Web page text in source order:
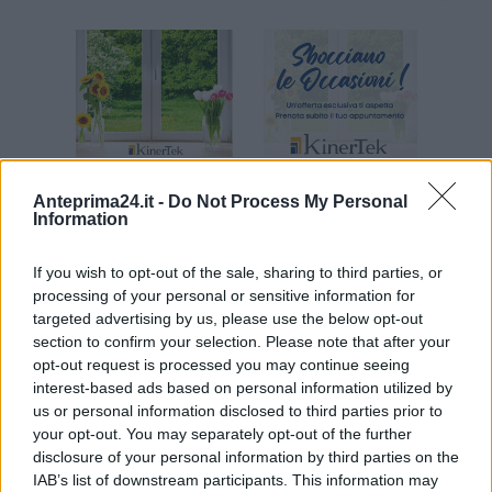
Anteprima24.it - Do Not Process My Personal
Information
If you wish to opt-out of the sale, sharing to third parties, or
processing of your personal or sensitive information for
targeted advertising by us, please use the below opt-out
section to confirm your selection. Please note that after your
opt-out request is processed you may continue seeing
interest-based ads based on personal information utilized by
us or personal information disclosed to third parties prior to
your opt-out. You may separately opt-out of the further
disclosure of your personal information by third parties on the
IAB’s list of downstream participants. This information may
ARTICOLI CORRELATI ALTRO DALL'AUTORE